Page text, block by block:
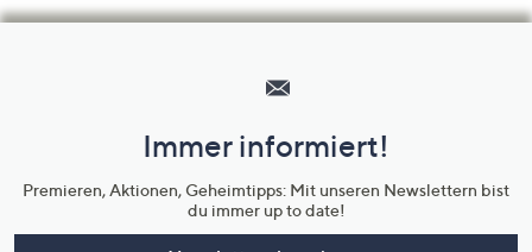
Unternehmensinformationen
Immer informiert!
Premieren, Aktionen, Geheimtipps: Mit unseren Newslettern bist
du immer up to date!